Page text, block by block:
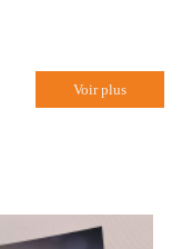
Voir plus